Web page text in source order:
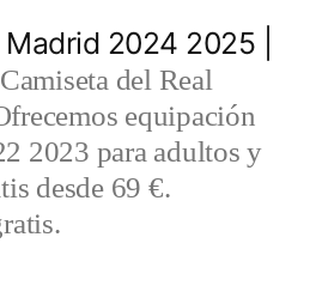
2024 2025 |
Camiseta del Real
equipación
2023 para adultos y
desde 69 €.